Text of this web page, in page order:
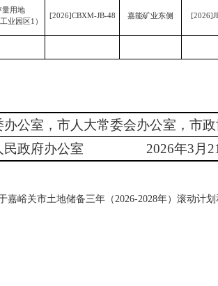
量用地
工业园区1）
[2026]CBXM-JB-48 嘉能矿业东侧
办公室，市人大常委会办公室，市
政府办公室
2026年3 月
嘉峪关市土地储备三年（2026-2028年）滚动计